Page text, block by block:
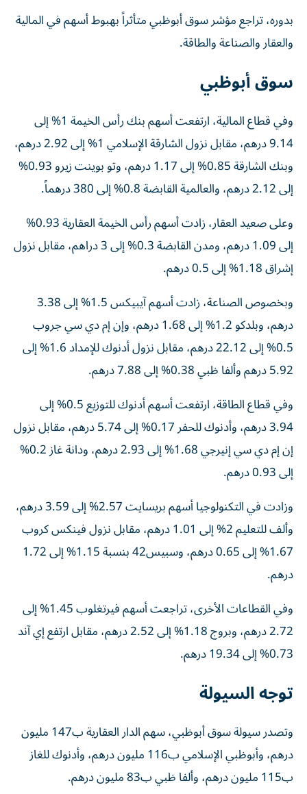
بدوره، تراجع مؤشر سوق أبوظبي متأثراً بهبوط أسهم في المالية
والعقار والصناعة والطاقة.
سوق أبوظبي
وفي قطاع المالية، ارتفعت أسهم بنك رأس الخيمة 1% إلى
9.14 درهم، مقابل نزول الشارقة الإسلامي 1% إلى 2.92 درهم،
وبنك الشارقة 0.85% إلى 1.17 درهم، وتو بوينت زيرو 0.93%
إلى 2.12 درهم، والعالمية القابضة 0.8% إلى 380 درهماً.
وعلى صعيد العقار، زادت أسهم رأس الخيمة العقارية 0.93%
إلى 1.09 درهم، ومدن القابضة 0.3% إلى 3 دراهم، مقابل نزول
إشراق 1.18% إلى 0.5 درهم.
وبخصوص الصناعة، زادت أسهم آيبيكس 1.5% إلى 3.38
درهم، وبلدكو 1.2% إلى 1.68 درهم، وإن إم دي سي جروب
0.5% إلى 22.12 درهم، مقابل نزول أدنوك للإمداد 1.6% إلى
5.92 درهم وألفا ظبي 0.38% إلى 7.88 درهم.
وفي قطاع الطاقة، ارتفعت أسهم أدنوك للتوزيع 0.5% إلى
3.94 درهم، وأدنوك للحفر 0.17% إلى 5.74 درهم، مقابل نزول
إن إم دي سي إنيرجي 1.68% إلى 2.93 درهم، ودانة غاز 0.2%
إلى 0.93 درهم.
وزادت في التكنولوجيا أسهم بريسايت 2.57% إلى 3.59 درهم،
وألف للتعليم 2% إلى 1.01 درهم، مقابل نزول فينكس كروب
1.67% إلى 0.65 درهم، وسبيس42 بنسبة 1.15% إلى 1.72
درهم.
وفي القطاعات الأخرى، تراجعت أسهم فيرتغلوب 1.45% إلى
2.72 درهم، وبروج 1.18% إلى 2.52 درهم، مقابل ارتفع إي آند
0.73% إلى 19.34 درهم.
توجه السيولة
وتصدر سيولة سوق أبوظبي، سهم الدار العقارية ب147 مليون
درهم، وأبوظبي الإسلامي ب116 مليون درهم، وأدنوك للغاز
ب115 مليون درهم، وألفا ظبي ب83 مليون درهم.